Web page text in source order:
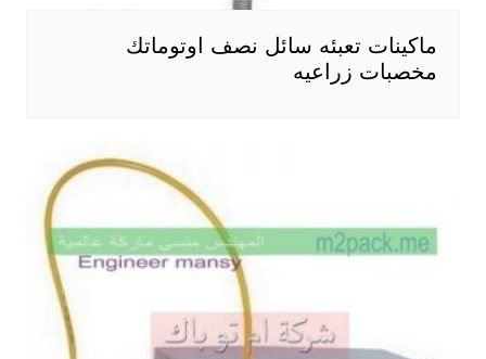
ماكينات تعبئه سائل نصف اوتوماتك
مخصبات زراعيه